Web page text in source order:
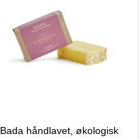
Bada håndlavet, økologisk